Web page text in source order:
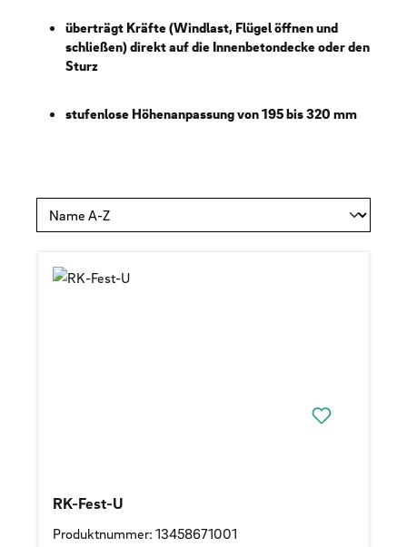
überträgt Kräfte (Windlast, Flügel öffnen und
schließen) direkt auf die Innenbetondecke oder den
Sturz
stufenlose Höhenanpassung von 195 bis 320 mm
RK-Fest-U
Produktnummer: 13458671001